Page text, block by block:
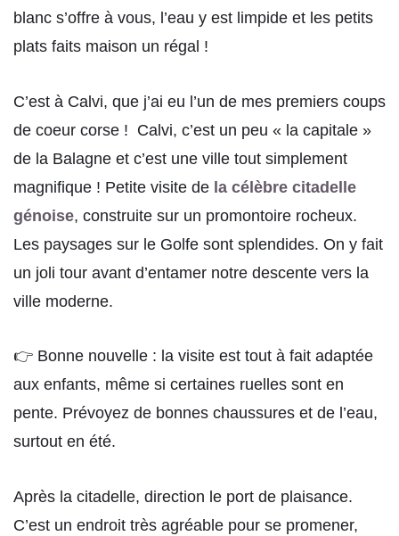
blanc s’offre à vous, l’eau y est limpide et les petits
plats faits maison un régal !
C’est à Calvi, que j’ai eu l’un de mes premiers coups
de coeur corse ! Calvi, c’est un peu « la capitale »
de la Balagne et c’est une ville tout simplement
magnifique ! Petite visite de la célèbre citadelle
génoise, construite sur un promontoire rocheux.
Les paysages sur le Golfe sont splendides. On y fait
un joli tour avant d’entamer notre descente vers la
ville moderne.
👉 Bonne nouvelle : la visite est tout à fait adaptée
aux enfants, même si certaines ruelles sont en
pente. Prévoyez de bonnes chaussures et de l’eau,
surtout en été.
Après la citadelle, direction le port de plaisance.
C’est un endroit très agréable pour se promener,